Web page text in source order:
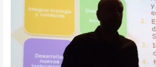
siempre